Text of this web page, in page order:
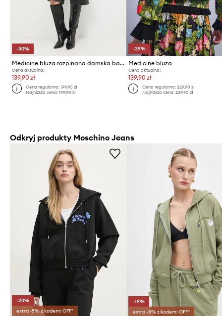
-30%
Medicine bluza rozpinana damska bawełniana
Cena aktualna:
139,90 zł
Cena regularna:199,90 zł
Najniższa cena:199,90 zł
-39%
Medicine bluza
Cena aktualna:
139,90 zł
Cena regularna: 229,90 zł
Najniższa cena: 229,90 zł
Odkryj produkty Moschino Jeans
-20%
extra -5% z kodem: OFF*
-19%
extra -5% z kodem: OFF*